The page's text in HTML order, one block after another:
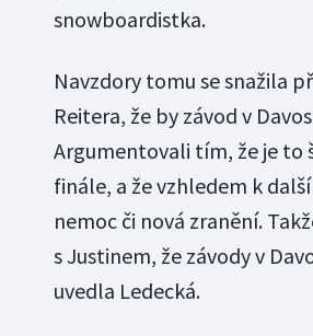
snowboardistka.
Navzdory tomu se snažila
Reitera, že by závod v
Argumentovali tím, že je to
finále, a že vzhledem k
nemoc či nová zranění.
s Justinem, že závody v
uvedla Ledecká.